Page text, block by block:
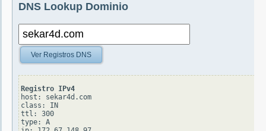
DNS Lookup Dominio
Ver Registros DNS
Registro IPv4
host: sekar4d.com
class: IN
ttl: 300
type: A